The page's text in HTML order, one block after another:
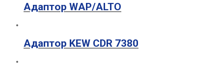
Адаптор WAP/ALTO
Адаптор KEW CDR 7380